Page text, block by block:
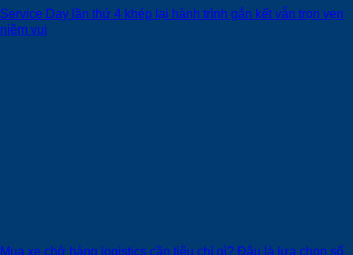
Service Day lần thứ 4 khép lại hành trình gắn kết vẫn trọn vẹn
niềm vui
Mua xe chở hàng logistics cần tiêu chí gì? Đâu là lựa chọn số